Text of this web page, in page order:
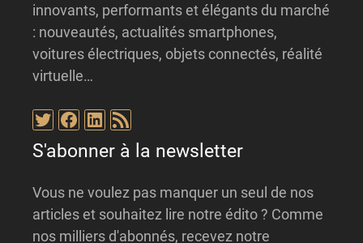
innovants, performants et élégants du marché
: nouveautés, actualités smartphones,
voitures électriques, objets connectés, réalité
virtuelle…
Twitter
Facebook
LinkedIn
Flux RSS
S'abonner à la newsletter
Vous ne voulez pas manquer un seul de nos
articles et souhaitez lire notre édito ? Comme
nos milliers d'abonnés, recevez notre